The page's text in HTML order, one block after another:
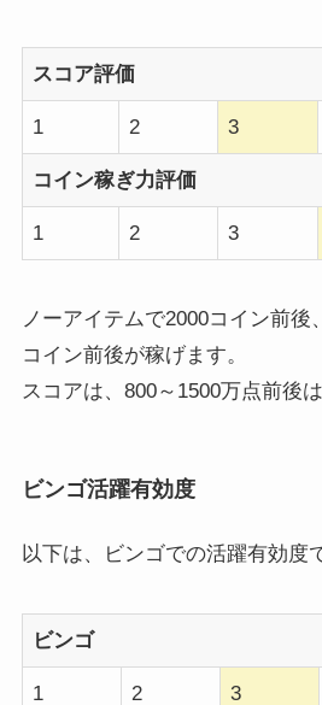
スコア評価
1 2 3
コイン稼ぎ力評価
1 2 3
ノーアイテムで2000コイン前後
コイン前後が稼げます。
スコアは、800～1500万点前後は
ビンゴ活躍有効度
以下は、ビンゴでの活躍有効度
ビンゴ
1 2 3